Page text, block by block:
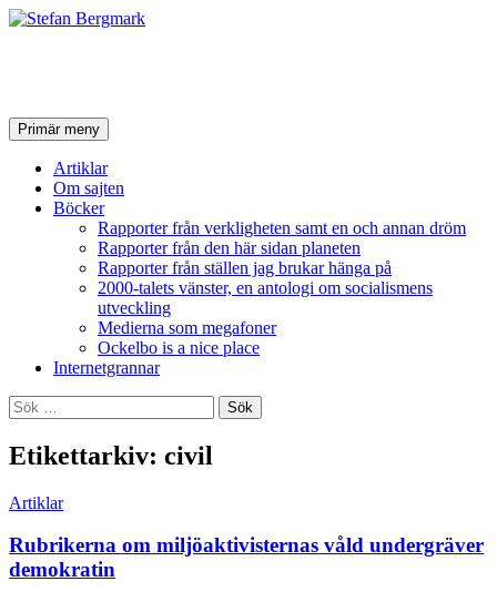
SökPrimär meny Hoppa
till
innehåll
Artiklar
Om sajten
Böcker
Rapporter från verkligheten samt en och annan dröm
Rapporter från den här sidan planeten
Rapporter från ställen jag brukar hänga på
2000-talets vänster, en antologi om socialismens
utveckling
Medierna som megafoner
Ockelbo is a nice place
Internetgrannar
Sök
efter:
Etikettarkiv: civil
Artiklar
Rubrikerna om miljöaktivisternas våld undergräver
demokratin